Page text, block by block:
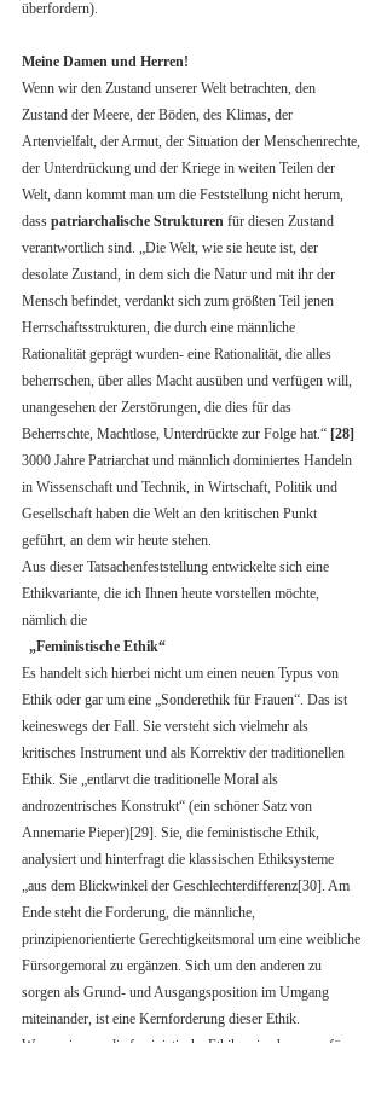
überfordern).
Meine Damen und Herren!
Wenn wir den Zustand unserer Welt betrachten, den
Zustand der Meere, der Böden, des Klimas, der
Artenvielfalt, der Armut, der Situation der Menschenrechte,
der Unterdrückung und der Kriege in weiten Teilen der
Welt, dann kommt man um die Feststellung nicht herum,
dass patriarchalische Strukturen für diesen Zustand
verantwortlich sind. „Die Welt, wie sie heute ist, der
desolate Zustand, in dem sich die Natur und mit ihr der
Mensch befindet, verdankt sich zum größten Teil jenen
Herrschaftsstrukturen, die durch eine männliche
Rationalität geprägt wurden- eine Rationalität, die alles
beherrschen, über alles Macht ausüben und verfügen will,
unangesehen der Zerstörungen, die dies für das
Beherrschte, Machtlose, Unterdrückte zur Folge hat.“ [28]
3000 Jahre Patriarchat und männlich dominiertes Handeln
in Wissenschaft und Technik, in Wirtschaft, Politik und
Gesellschaft haben die Welt an den kritischen Punkt
geführt, an dem wir heute stehen.
Aus dieser Tatsachenfeststellung entwickelte sich eine
Ethikvariante, die ich Ihnen heute vorstellen möchte,
nämlich die
„Feministische Ethik“
Es handelt sich hierbei nicht um einen neuen Typus von
Ethik oder gar um eine „Sonderethik für Frauen“. Das ist
keineswegs der Fall. Sie versteht sich vielmehr als
kritisches Instrument und als Korrektiv der traditionellen
Ethik. Sie „entlarvt die traditionelle Moral als
androzentrisches Konstrukt“ (ein schöner Satz von
Annemarie Pieper)[29]. Sie, die feministische Ethik,
analysiert und hinterfragt die klassischen Ethiksysteme
„aus dem Blickwinkel der Geschlechterdifferenz[30]. Am
Ende steht die Forderung, die männliche,
prinzipienorientierte Gerechtigkeitsmoral um eine weibliche
Fürsorgemoral zu ergänzen. Sich um den anderen zu
sorgen als Grund- und Ausgangsposition im Umgang
miteinander, ist eine Kernforderung dieser Ethik.
Wenn wir – so die feministische Ethik - eine humane, für